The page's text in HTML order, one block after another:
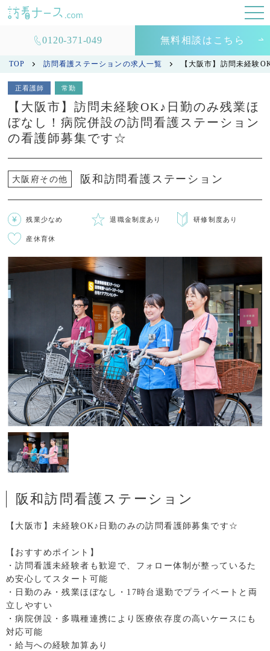
0120-371-049 無料相談はこちら
TOP 訪問看護ステーションの求人一覧 【大阪市】訪問未経験
正看護師 常勤
【大阪市】訪問未経験OK♪日勤のみ残業ほ
ぼなし！病院併設の訪問看護ステーション
の看護師募集です☆
大阪府その他 阪和訪問看護ステーション
残業少なめ 退職金制度あり 研修制度あり
産休育休
阪和訪問看護ステーション
【大阪市】未経験OK♪日勤のみの訪問看護師募集です☆
【おすすめポイント】
・訪問看護未経験者も歓迎で、フォロー体制が整っているた
め安心してスタート可能
・日勤のみ・残業ほぼなし・17時台退勤でプライベートと両
立しやすい
・病院併設・多職種連携により医療依存度の高いケースにも
対応可能
・給与への経験加算あり